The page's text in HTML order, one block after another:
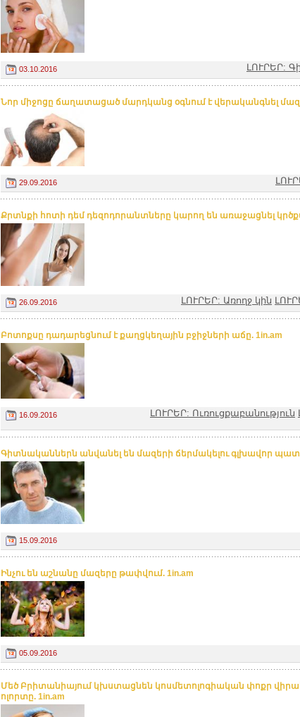
03.10.2016 ԼՈՒՐԵՐ:
Նոր միջոցը ճաղատացած մարդկանց օգնում է վերականգնել
29.09.2016
Քրտնքի հոտի դեմ դեզոդորանտները կարող են առաջացնել
26.09.2016 ԼՈՒՐԵՐ: Առողջ կին
Բոտոքսը դադարեցնում է քաղցկեղային բջիջների աճը. 1in.am
16.09.2016 ԼՈՒՐԵՐ: Ուռուցքաբանություն
Գիտնականներն անվանել են մազերի ճերմակելու գլխավոր
15.09.2016
Ինչու են աշնանը մազերը թափվում. 1in.am
05.09.2016
Մեծ Բրիտանիայում կխստացնեն կոսմետոլոգիական փոքր
ոլորտը. 1in.am